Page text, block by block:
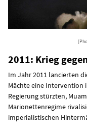
2011: Krieg
Im Jahr 2011 lancierten
Mächte eine Intervention
Regierung stürzten,
Marionettenregime
imperialistischen